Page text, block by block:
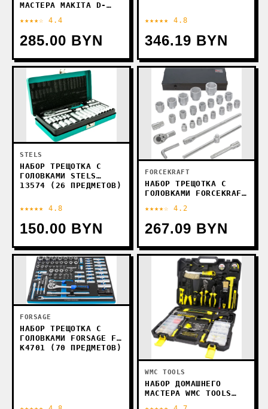
МАСТЕРА MAKITA D-
★★★★☆ 4.4
285.00 BYN
★★★★★ 4.8
346.19 BYN
STELS
НАБОР ТРЕЩОТКА С
ГОЛОВКАМИ STELS
13574 (26 ПРЕДМЕТОВ)
★★★★★ 4.8
150.00 BYN
FORCEKRAFT
НАБОР ТРЕЩОТКА С
ГОЛОВКАМИ FORCEKRAFT
ПРЕДМЕТОВ)
★★★★☆ 4.2
267.09 BYN
FORSAGE
НАБОР ТРЕЩОТКА С
ГОЛОВКАМИ FORSAGE F-
K4701 (70 ПРЕДМЕТОВ)
WMC TOOLS
НАБОР ДОМАШНЕГО
МАСТЕРА WMC TOOLS